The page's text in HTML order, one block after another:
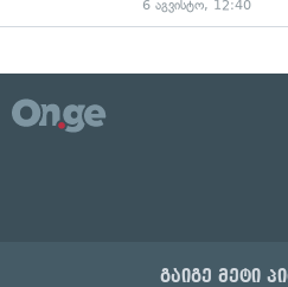
6 აგვისტო, 12:40
გაიგე მეტი